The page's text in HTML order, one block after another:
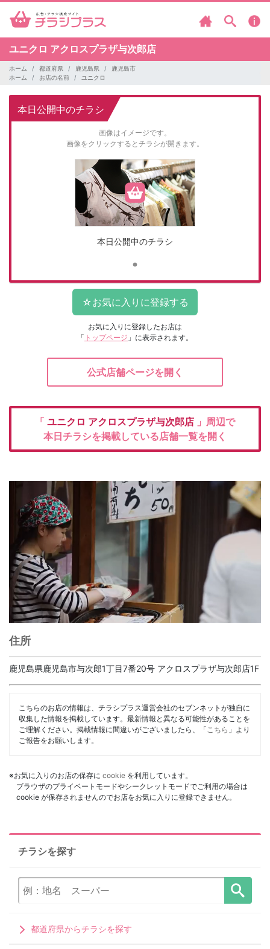
ユニクロ アクロスプラザ与次郎店
ホーム 都道府県 鹿児島県
鹿児島市
ホーム
お店の名前 ユニクロ
本日公開中のチラシ
画像はイメージです。
画像をクリックするとチラシが開きます。
本日公開中のチラシ
お気に入りに登録したお店は
「 トップページ 」に表示されます。
公式店舗ページを開く
「 ユニクロ アクロスプラザ与次郎店 」周辺で
本日チラシを掲載している店舗一覧を開く
住所
鹿児島県鹿児島市与次郎1丁目7番20号 アクロスプラザ与次郎店1F
こちらのお店の情報は、チラシプラス運営会社のセブンネットが独自に
収集した情報を掲載しています。最新情報と異なる可能性があることを
ご理解ください。掲載情報に間違いがございましたら、「 こちら 」より
ご報告をお願いします。
※お気に入りのお店の保存に cookie を利用しています。
ブラウザのプライベートモードやシークレットモードでご利用の場合は
cookie が保存されませんのでお店をお気に入りに登録できません。
チラシを探す
都道府県からチラシを探す